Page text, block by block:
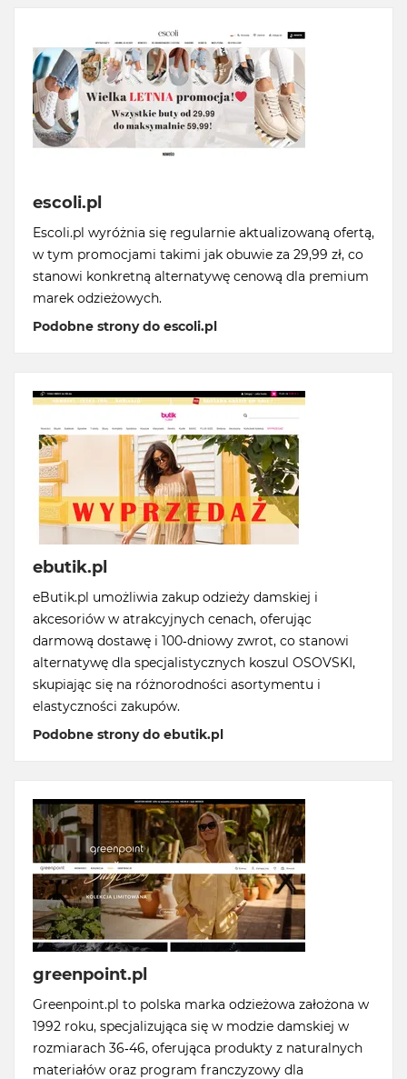
escoli.pl
Escoli.pl wyróżnia się regularnie aktualizowaną ofertą,
w tym promocjami takimi jak obuwie za 29,99 zł, co
stanowi konkretną alternatywę cenową dla premium
marek odzieżowych.
Podobne strony do escoli.pl
ebutik.pl
eButik.pl umożliwia zakup odzieży damskiej i
akcesoriów w atrakcyjnych cenach, oferując
darmową dostawę i 100-dniowy zwrot, co stanowi
alternatywę dla specjalistycznych koszul OSOVSKI,
skupiając się na różnorodności asortymentu i
elastyczności zakupów.
Podobne strony do ebutik.pl
greenpoint.pl
Greenpoint.pl to polska marka odzieżowa założona w
1992 roku, specjalizująca się w modzie damskiej w
rozmiarach 36-46, oferująca produkty z naturalnych
materiałów oraz program franczyzowy dla